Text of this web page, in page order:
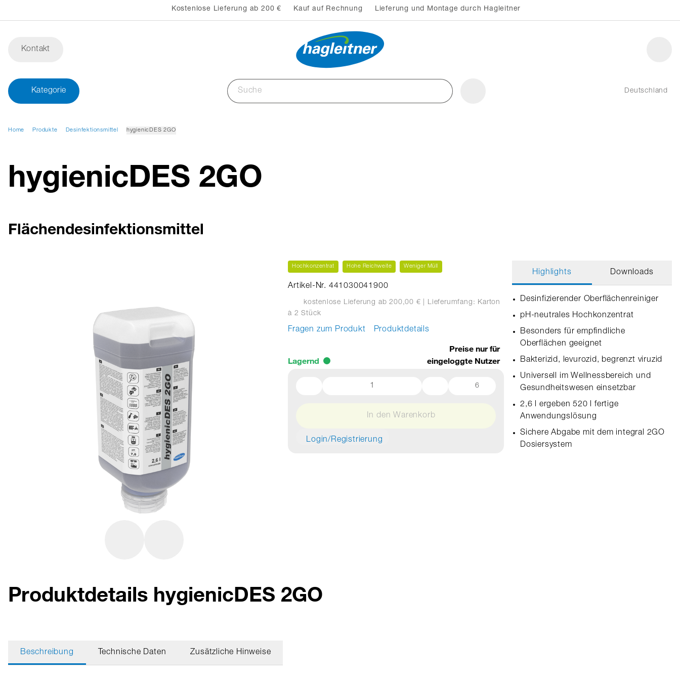
Kostenlose Lieferung ab 200 € Kauf auf Rechnung Lieferung und Montage durch Hagleitner
Kontakt
Kategorie Deutschland
Home Produkte Desinfektionsmittel hygienicDES 2GO
hygienicDES 2GO
Flächendesinfektionsmittel
Hochkonzentrat Hohe Reichweite Weniger Müll
Artikel-Nr. 441030041900
kostenlose Lieferung ab 200,00 € | Lieferumfang: Karton
à 2 Stück
Fragen zum Produkt Produktdetails
Lagernd
Preise nur für
eingeloggte Nutzer
6
In den Warenkorb
Login/Registrierung
Highlights Downloads
Desinfizierender Oberflächenreiniger
pH-neutrales Hochkonzentrat
Besonders für empfindliche
Oberflächen geeignet
Bakterizid, levurozid, begrenzt viruzid
Universell im Wellnessbereich und
Gesundheitswesen einsetzbar
2,6 l ergeben 520 l fertige
Anwendungslösung
Sichere Abgabe mit dem integral 2GO
Dosiersystem
Produktdetails hygienicDES 2GO
Beschreibung Technische Daten Zusätzliche Hinweise